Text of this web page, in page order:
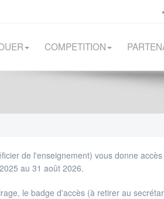
COMPETITION
de l'enseignement) vous donne
au 31 août 2026.
le badge d'accès (à retirer au